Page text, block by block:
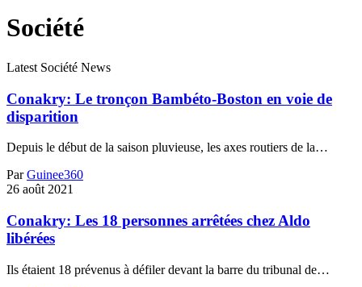
Société
Latest Société News
Conakry: Le tronçon Bambéto-Boston en voie de
disparition
Depuis le début de la saison pluvieuse, les axes routiers de la…
Par Guinee360
26 août 2021
Conakry: Les 18 personnes arrêtées chez Aldo
libérées
Ils étaient 18 prévenus à défiler devant la barre du tribunal de…